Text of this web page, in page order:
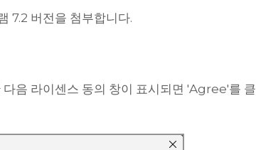
7.2 버전을 첨부합니다.
음 라이센스 동의 창이 표시되면 'Agree'를 클